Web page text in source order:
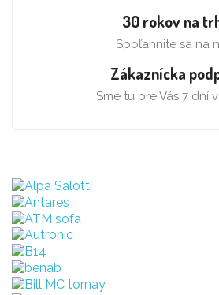
30 rokov na
Spoľahnite sa na
Zákaznícka
Sme tu pre Vás 7 dní